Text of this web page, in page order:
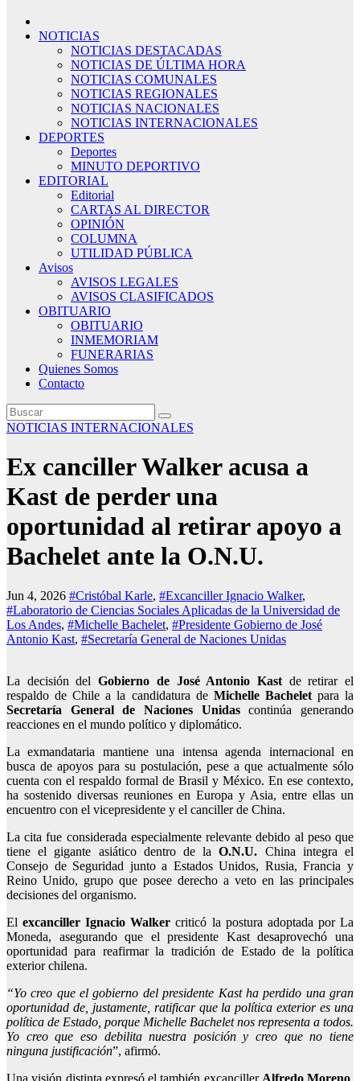
NOTICIAS
NOTICIAS DESTACADAS
NOTICIAS DE ÚLTIMA HORA
NOTICIAS COMUNALES
NOTICIAS REGIONALES
NOTICIAS NACIONALES
NOTICIAS INTERNACIONALES
DEPORTES
Deportes
MINUTO DEPORTIVO
EDITORIAL
Editorial
CARTAS AL DIRECTOR
OPINIÓN
COLUMNA
UTILIDAD PÚBLICA
Avisos
AVISOS LEGALES
AVISOS CLASIFICADOS
OBITUARIO
OBITUARIO
INMEMORIAM
FUNERARIAS
Quienes Somos
Contacto
NOTICIAS INTERNACIONALES
Ex canciller Walker acusa a
Kast de perder una
oportunidad al retirar apoyo a
Bachelet ante la O.N.U.
Jun 4, 2026 #Cristóbal Karle, #Excanciller Ignacio Walker,
#Laboratorio de Ciencias Sociales Aplicadas de la Universidad de
Los Andes, #Michelle Bachelet, #Presidente Gobierno de José
Antonio Kast, #Secretaría General de Naciones Unidas
La decisión delGobierno de José Antonio Kastde retirar el
respaldo de Chile a la candidatura de Michelle Bacheletpara la
Secretaría General de Naciones Unidascontinúa generando
reacciones en el mundo político y diplomático.
La exmandataria mantiene una intensa agenda internacional en
busca de apoyos para su postulación, pese a que actualmente sólo
cuenta con el respaldo formal de Brasil y México. En ese contexto,
ha sostenido diversas reuniones en Europa y Asia, entre ellas un
encuentro con el vicepresidente y el canciller de China.
La cita fue considerada especialmente relevante debido al peso que
tiene el gigante asiático dentro de la O.N.U. China integra el
Consejo de Seguridad junto a Estados Unidos, Rusia, Francia y
Reino Unido, grupo que posee derecho a veto en las principales
decisiones del organismo.
Elexcanciller Ignacio Walker criticó la postura adoptada por La
Moneda, asegurando que el presidente Kast desaprovechó una
oportunidad para reafirmar la tradición de Estado de la política
exterior chilena.
“Yo creo que el gobierno del presidente Kast ha perdido una gran
oportunidad de, justamente, ratificar que la política exterior es una
política de Estado , porque Michelle Bachelet nos representa a todos.
Yo creo que eso debilita nuestra posición y creo que no tiene
ninguna justificación”, afirmó.
Una visión distinta expresó el también excanciller Alfredo Moreno